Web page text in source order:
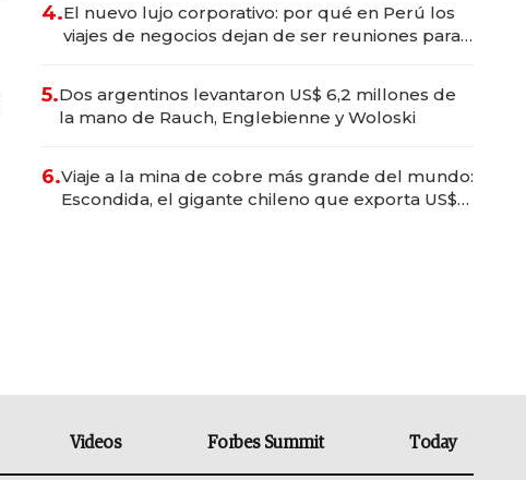
4.El nuevo lujo corporativo: por qué en Perú los
viajes de negocios dejan de ser reuniones para
5.Dos argentinos levantaron US$ 6,2 millones de
la mano de Rauch, Englebienne y Woloski
6.Viaje a la mina de cobre más grande del mundo:
Escondida, el gigante chileno que exporta US$
Videos Forbes Summit Today